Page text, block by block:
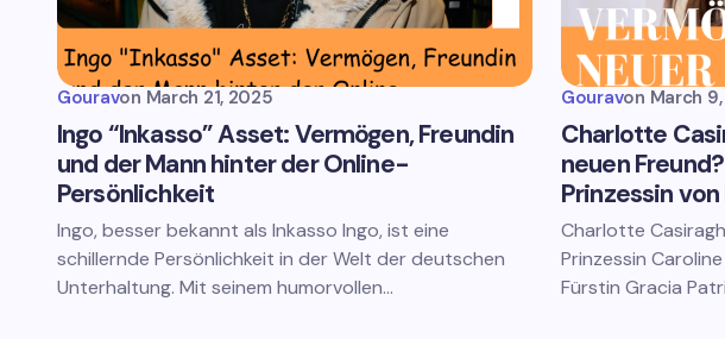
Gouravon March 21, 2025
Ingo “Inkasso” Asset: Vermögen, Freundin
und der Mann hinter der Online-
Persönlichkeit
Ingo, besser bekannt als Inkasso Ingo, ist eine
schillernde Persönlichkeit in der Welt der deutschen
Unterhaltung. Mit seinem humorvollen…
Gouravon March
Charlotte
neuen
Prinzessin
Charlotte
Prinzessin
Fürstin Gracia